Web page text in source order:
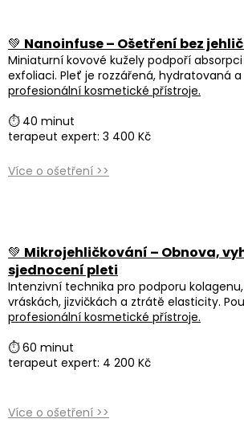
💚 Nanoinfuse – Ošetření bez
Miniaturní kovové kužely podpoří
exfoliaci. Pleť je rozzářená, hydratovaná
profesionální kosmetické přístroje.
⏱ 40 minut
terapeut expert: 3 400 Kč
Více o ošetření >>
💚 Mikrojehličkování – Obnova,
sjednocení pleti
Intenzivní technika pro podporu
vráskách, jizvičkách a ztrátě elasticity.
profesionální kosmetické přístroje.
⏱ 60 minut
terapeut expert: 4 200 Kč
Více o ošetření >>